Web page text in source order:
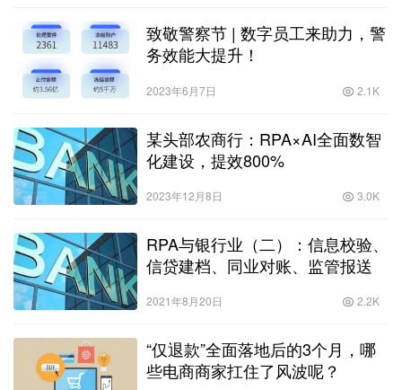
致敬警察节 | 数字员工来助力，警
务效能大提升！
2023年6月7日 2.1K
某头部农商行：RPA×AI全面数智
化建设，提效800%
2023年12月8日 3.0K
RPA与银行业（二）：信息校验、
信贷建档、同业对账、监管报送
2021年8月20日 2.2K
“仅退款”全面落地后的3个月，哪
些电商商家扛住了风波呢？